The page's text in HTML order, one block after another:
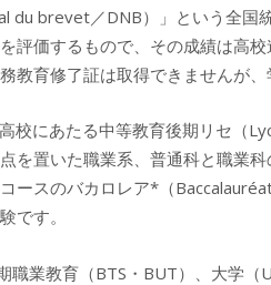
du brevet／DNB）」という全国
評価するもので、その成績は高
教育修了証は取得できませんが、
校にあたる中等教育後期リセ（
を置いた職業系、普通科と職業
ースのバカロレア* （
です。
職業教育（BTS ・ BUT）、 大学（